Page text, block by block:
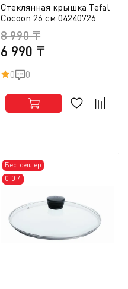
Стеклянная крышка Tefal
Cocoon 26 см 04240726
6 990 ₸
8 990 ₸
0 0
Бестселлер
0-0-4